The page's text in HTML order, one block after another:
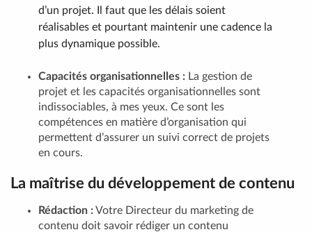
d’un projet. Il faut que les délais soient
réalisables et pourtant maintenir une cadence la
plus dynamique possible.
Capacités organisationnelles : La gestion de
projet et les capacités organisationnelles sont
indissociables, à mes yeux. Ce sont les
compétences en matière d’organisation qui
permettent d’assurer un suivi correct de projets
en cours.
La maîtrise du développement de contenu
Rédaction :Votre Directeur du marketing de
contenu doit savoir rédiger un contenu